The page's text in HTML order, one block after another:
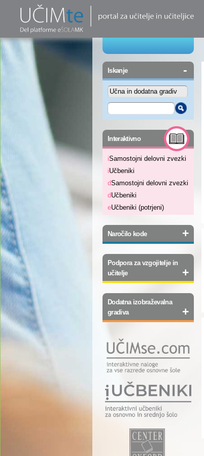
Iskanje -
Interaktivno -
iSamostojni delovni zvezki
iUčbeniki
dSamostojni delovni zvezki
dUčbeniki
eUčbeniki (potrjeni)
Naročilo kode +
Podpora za vzgojitelje in
učitelje
+
Dodatna izobraževalna
gradiva
+
S SLIKANICO NA
RAMI, 1. DEL